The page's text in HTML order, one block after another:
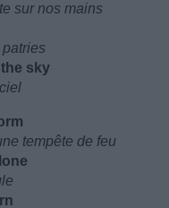
sur nos mains
sky
tempête de feu